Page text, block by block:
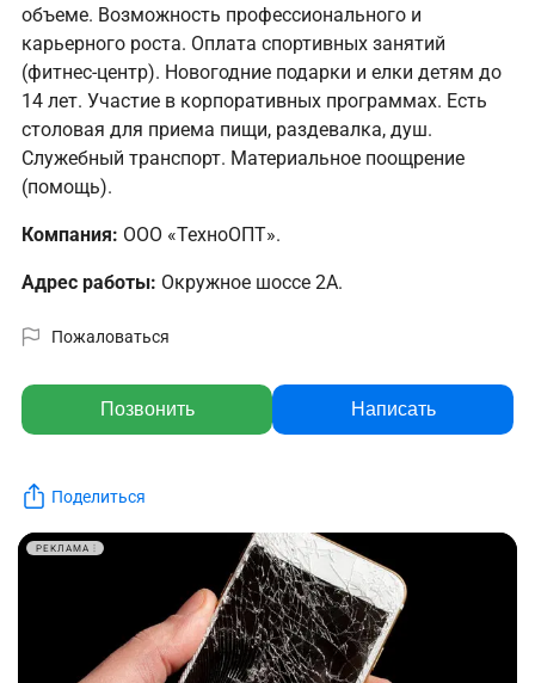
объеме. Возможность профессионального и
карьерного роста. Оплата спортивных занятий
(фитнес-центр). Новогодние подарки и елки детям до
14 лет. Участие в корпоративных программах. Есть
столовая для приема пищи, раздевалка, душ.
Служебный транспорт. Материальное поощрение
(помощь).
Компания: ООО «ТехноОПТ».
Адрес работы: Окружное шоссе 2А.
Пожаловаться
Позвонить Написать
Поделиться
РЕКЛАМА